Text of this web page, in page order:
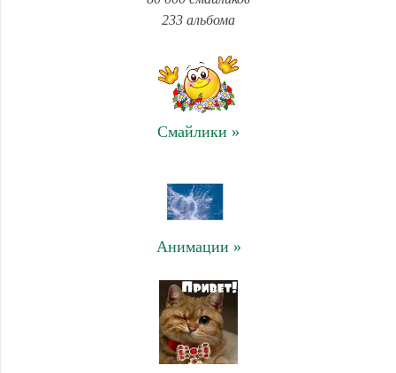
233 альбома
Смайлики »
Анимации »